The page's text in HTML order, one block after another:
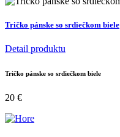
Tričko pánske so srdiečkom biele
Detail produktu
Tričko pánske so srdiečkom biele
20 €